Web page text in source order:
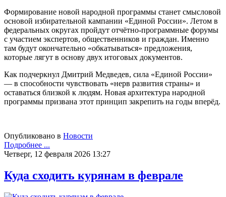
Формирование новой народной программы станет смысловой
основой избирательной кампании «Единой России». Летом в
федеральных округах пройдут отчётно-программные форумы
с участием экспертов, общественников и граждан. Именно
там будут окончательно «обкатываться» предложения,
которые лягут в основу двух итоговых документов.
Как подчеркнул Дмитрий Медведев, сила «Единой России»
— в способности чувствовать «нерв развития страны» и
оставаться близкой к людям. Новая архитектура народной
программы призвана этот принцип закрепить на годы вперёд.
Опубликовано в Новости
Подробнее ...
Четверг, 12 февраля 2026 13:27
Куда сходить курянам в феврале